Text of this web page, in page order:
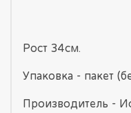
Рост 34см.
Упаковка - пакет
Производитель -